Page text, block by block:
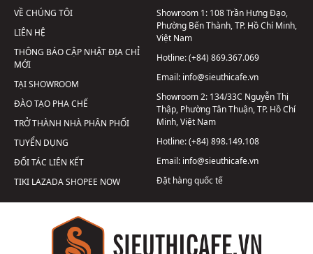
VỀ CHÚNG TÔI
LIÊN HỆ
THÔNG BÁO CẬP NHẬT ĐỊA CHỈ
MỚI
TẠI SHOWROOM
ĐÀO TẠO PHA CHẾ
TRỞ THÀNH NHÀ PHÂN PHỐI
TUYỂN DỤNG
ĐỐI TÁC LIÊN KẾT
TIKI LAZADASHOPEE NOW
Showroom 1: 108 Trần Hưng Đạo,
Phường Bến Thành, TP. Hồ Chí Minh,
Việt Nam
Hotline:(+84) 869.367.069
Email: info@sieuthicafe.vn
Showroom 2: 134/33C Nguyễn Thị
Thập, Phường Tân Thuận, TP. Hồ Chí
Minh, Việt Nam
Hotline:(+84) 898.149.108
Email: info@sieuthicafe.vn
Đặt hàng quốc tế